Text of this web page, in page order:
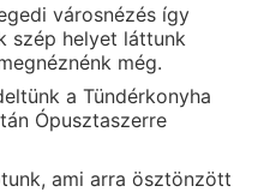
városnézés így
szép helyet láttunk
még.
a Tündérkonyha
Ópusztaszerre
ami arra ösztönzött